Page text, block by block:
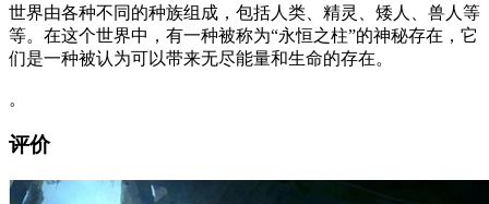
世界由各种不同的种族组成，包括人类、精灵、矮人、兽人等
等。在这个世界中，有一种被称为“永恒之柱”的神秘存在，它
们是一种被认为可以带来无尽能量和生命的存在。
。
评价